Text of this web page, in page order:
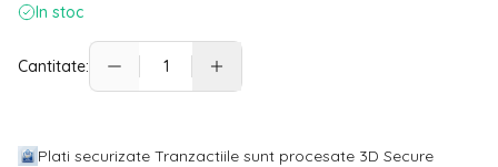
In stoc
Cantitate:
Plati securizate Tranzactiile sunt procesate 3D Secure